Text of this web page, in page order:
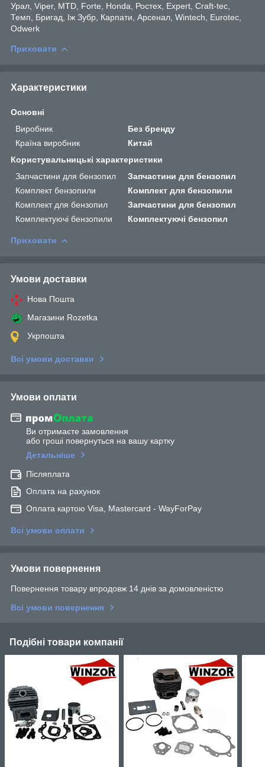
Урал, Viper, MTD, Forte, Honda, Ростех, Expert, Craft-tec,
Темп, Бригад, Іж Зубр, Карпати, Арсенал, Wintech, Eurotec,
Odwerk
Приховати
Характеристики
Основні
Виробник
Без бренду
Країна виробник
Китай
Користувальницькі характеристики
Запчастини для бензопил
Запчастини для бензопил
Комплект бензопили
Комплект для бензопили
Комплект для бензопил
Запчастини для бензопил
Комплектуючі бензопили
Комплектуючі бензопил
Приховати
Умови доставки
Нова Пошта
Магазини Rozetka
Укрпошта
Всі умови доставки
Умови оплати
Ви отримаєте замовлення
або гроші повернуться на вашу картку
Детальніше
Післяплата
Оплата на рахунок
Оплата картою Visa, Mastercard - WayForPay
Всі умови оплати
Умови повернення
Повернення товару впродовж 14 днів за домовленістю
Всі умови повернення
Подібні товари компанії